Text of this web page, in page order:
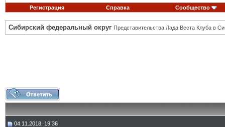
Регистрация Справка Сообщество
Сибирский федеральный округ Представительства Лада Веста Клуба в
04.11.2018, 19:36